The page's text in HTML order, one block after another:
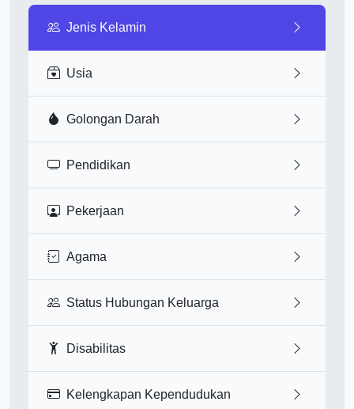
Jenis Kelamin
Usia
Golongan Darah
Pendidikan
Pekerjaan
Agama
Status Hubungan Keluarga
Disabilitas
Kelengkapan Kependudukan